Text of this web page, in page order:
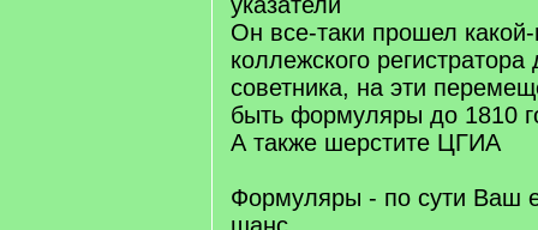
Он все-таки прошел какой-
коллежского регистратора
советника, на эти
быть формуляры до 1810
А также шерстите ЦГИА
Формуляры - по сути Ваш